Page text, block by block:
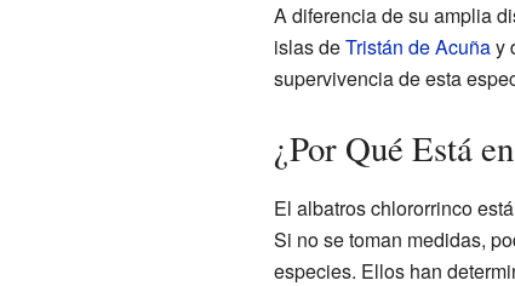
A diferencia de su amplia
islas deTristán de Acuñay
supervivencia de esta
¿Por Qué Está
El albatros chlororrinco
Si no se toman medidas,
especies. Ellos han